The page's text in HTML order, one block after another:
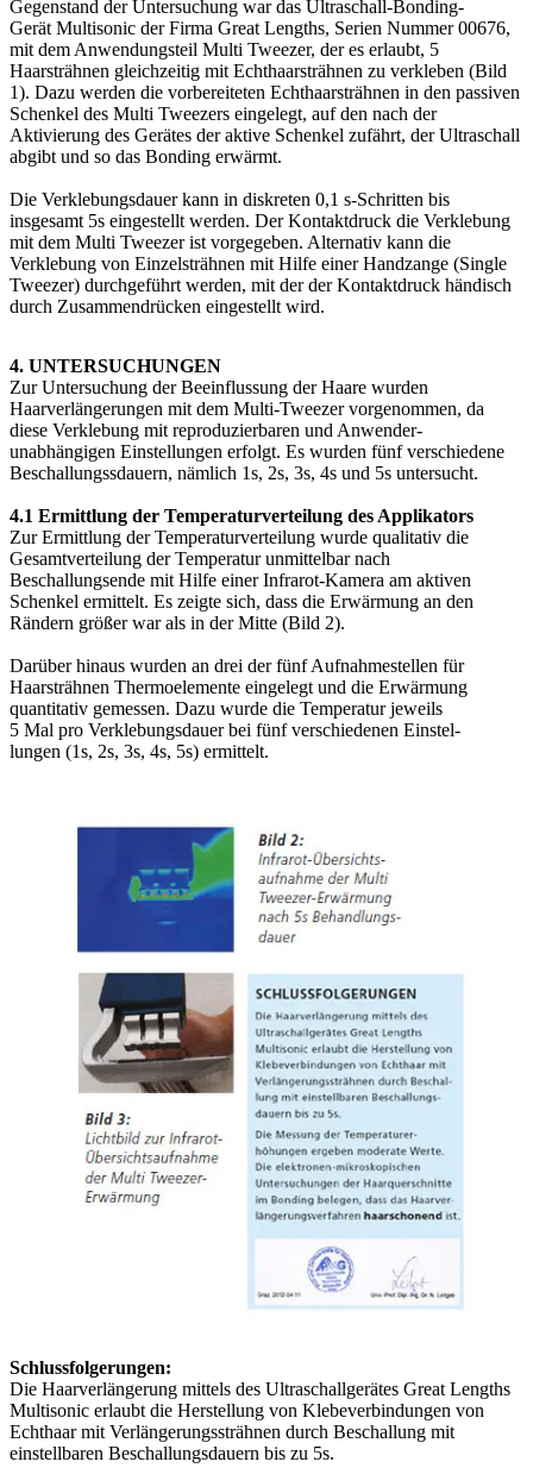
Gegenstand der Untersuchung war das Ultraschall-Bonding-
Gerät Multisonic der Firma Great Lengths, Serien Nummer 00676,
mit dem Anwendungsteil Multi Tweezer, der es erlaubt, 5
Haarsträhnen gleichzeitig mit Echthaarsträhnen zu verkleben (Bild
1). Dazu werden die vorbereiteten Echthaarsträhnen in den passiven
Schenkel des Multi Tweezers eingelegt, auf den nach der
Aktivierung des Gerätes der aktive Schenkel zufährt, der Ultraschall
abgibt und so das Bonding erwärmt.
Die Verklebungsdauer kann in diskreten 0,1 s-Schritten bis
insgesamt 5s eingestellt werden. Der Kontaktdruck die Verklebung
mit dem Multi Tweezer ist vorgegeben. Alternativ kann die
Verklebung von Einzelsträhnen mit Hilfe einer Handzange (Single
Tweezer) durchgeführt werden, mit der der Kontaktdruck händisch
durch Zusammendrücken eingestellt wird.
4. UNTERSUCHUNGEN
Zur Untersuchung der Beeinflussung der Haare wurden
Haarverlängerungen mit dem Multi-Tweezer vorgenommen, da
diese Verklebung mit reproduzierbaren und Anwender-
unabhängigen Einstellungen erfolgt. Es wurden fünf verschiedene
Beschallungssdauern, nämlich 1s, 2s, 3s, 4s und 5s untersucht.
4.1 Ermittlung der Temperaturverteilung des Applikators
Zur Ermittlung der Temperaturverteilung wurde qualitativ die
Gesamtverteilung der Temperatur unmittelbar nach
Beschallungsende mit Hilfe einer Infrarot-Kamera am aktiven
Schenkel ermittelt. Es zeigte sich, dass die Erwärmung an den
Rändern größer war als in der Mitte (Bild 2).
Darüber hinaus wurden an drei der fünf Aufnahmestellen für
Haarsträhnen Thermoelemente eingelegt und die Erwärmung
quantitativ gemessen. Dazu wurde die Temperatur jeweils
5 Mal pro Verklebungsdauer bei fünf verschiedenen Einstel-
lungen (1s, 2s, 3s, 4s, 5s) ermittelt.
Schlussfolgerungen:
Die Haarverlängerung mittels des Ultraschallgerätes Great Lengths
Multisonic erlaubt die Herstellung von Klebeverbindungen von
Echthaar mit Verlängerungssträhnen durch Beschallung mit
einstellbaren Beschallungsdauern bis zu 5s.